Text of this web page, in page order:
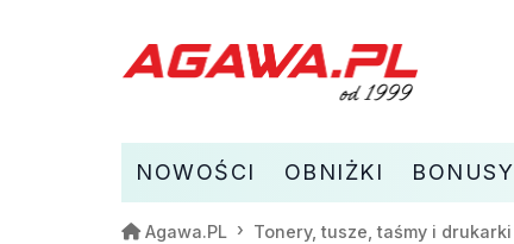
NOWOŚCI OBNIŻKI BONUSY
Agawa.PL Tonery, tusze, taśmy i drukarki